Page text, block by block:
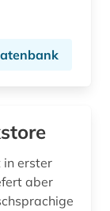
in erster
aber